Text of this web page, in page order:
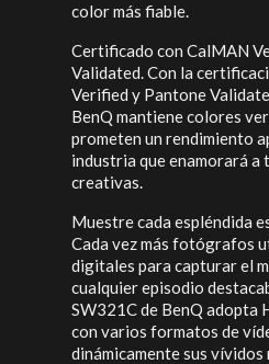
color más fiable.
Certificado con CalMAN
Validated. Con la
Verified y Pantone
BenQ mantiene colores
prometen un rendimiento
industria que enamorará a
creativas.
Muestre cada espléndida
Cada vez más fotógrafos
digitales para capturar el
cualquier episodio
SW321C de BenQ adopta
con varios formatos de
dinámicamente sus vívidos